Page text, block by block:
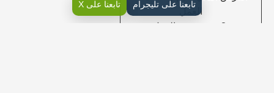
العمل
تابعنا على تليجرام تابعنا على X